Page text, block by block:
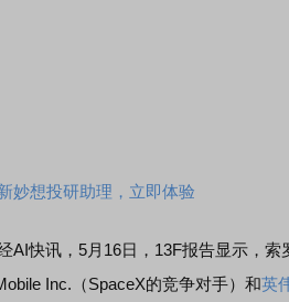
妙想投研助理，立即体验
快讯，5月16日，13F报告显示，索
Inc.（SpaceX的竞争对手）和英